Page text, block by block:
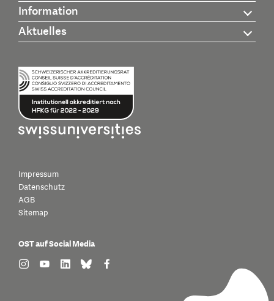
Information
Aktuelles
Impressum
Datenschutz
AGB
Sitemap
OST auf Social Media
find us on: instagram
find us on: youtube
find us on: linkedin
find us on: bluesky
find us on: facebook